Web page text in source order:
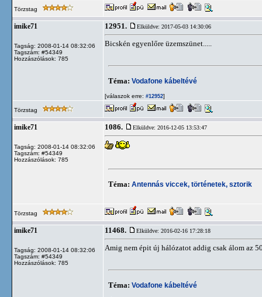
Törzstag
imike71
Tagság: 2008-01-14 08:32:06
Tagszám: #54349
Hozzászólások: 785
12951. Elküldve: 2017-05-03 14:30:06
Bicskén egyenlőre üzemszünet.....
Téma: Vodafone kábeltévé
[válaszok erre: #12952]
Törzstag
imike71
Tagság: 2008-01-14 08:32:06
Tagszám: #54349
Hozzászólások: 785
1086. Elküldve: 2016-12-05 13:53:47
Téma: Antennás viccek, történetek, sztorik
Törzstag
imike71
Tagság: 2008-01-14 08:32:06
Tagszám: #54349
Hozzászólások: 785
11468. Elküldve: 2016-02-16 17:28:18
Amig nem épit új hálózatot addig csak álom az
Téma: Vodafone kábeltévé